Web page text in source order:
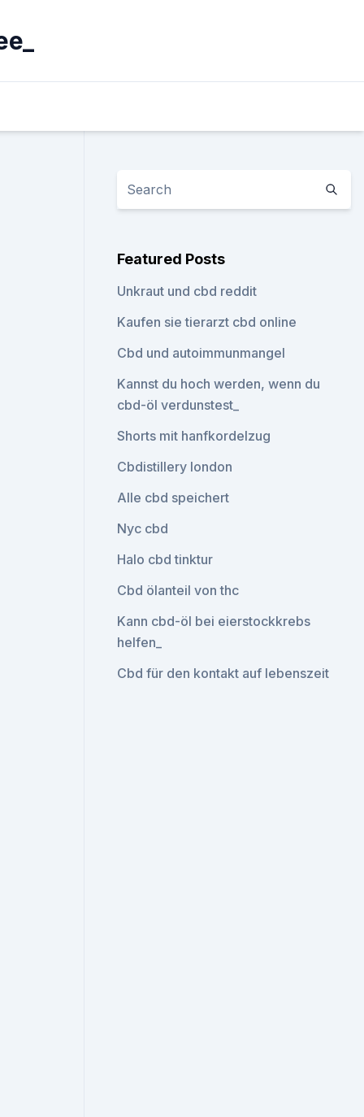
Featured Posts
Unkraut und cbd reddit
Kaufen sie tierarzt cbd online
Cbd und autoimmunmangel
Kannst du hoch werden, wenn du
cbd-öl verdunstest_
Shorts mit hanfkordelzug
Cbdistillery london
Alle cbd speichert
Nyc cbd
Halo cbd tinktur
Cbd ölanteil von thc
Kann cbd-öl bei eierstockkrebs
helfen_
Cbd für den kontakt auf lebenszeit